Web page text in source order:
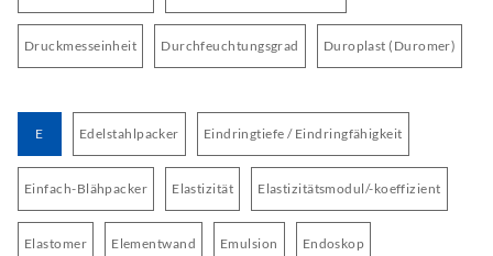
Druckmesseinheit Durchfeuchtungsgrad Duroplast (Duromer)
E Edelstahlpacker Eindringtiefe / Eindringfähigkeit
Einfach-Blähpacker Elastizität Elastizitätsmodul/-koeffizient
Elastomer Elementwand Emulsion Endoskop